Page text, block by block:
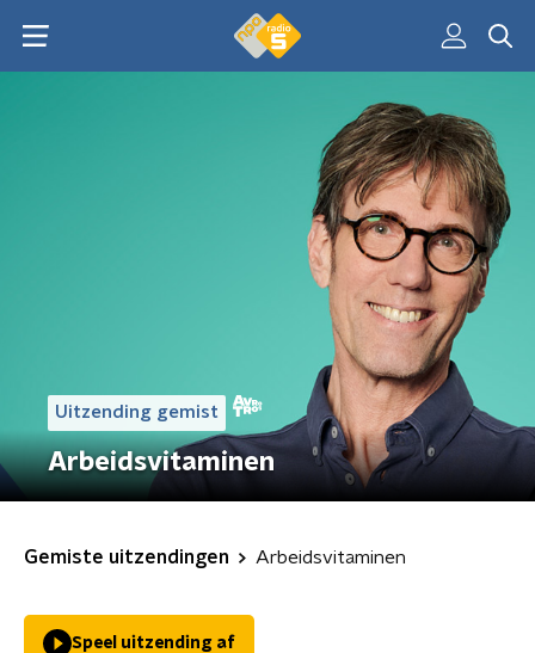
Uitzending gemist
Arbeidsvitaminen
Gemiste uitzendingen Arbeidsvitaminen
Speel uitzending af